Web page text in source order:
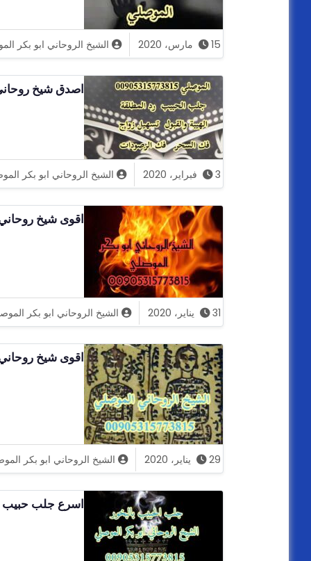
15 مارس، 2020 الشيخ الروحاني ابو بكر
اصدق شيخ
3 فبراير، 2020 الشيخ الروحاني ابو بكر
اقوى شيخ
31 يناير، 2020 الشيخ الروحاني ابو بكر
اقوى شيخ
29 يناير، 2020 الشيخ الروحاني ابو بكر
اسرع جلب حبيب الشيخ